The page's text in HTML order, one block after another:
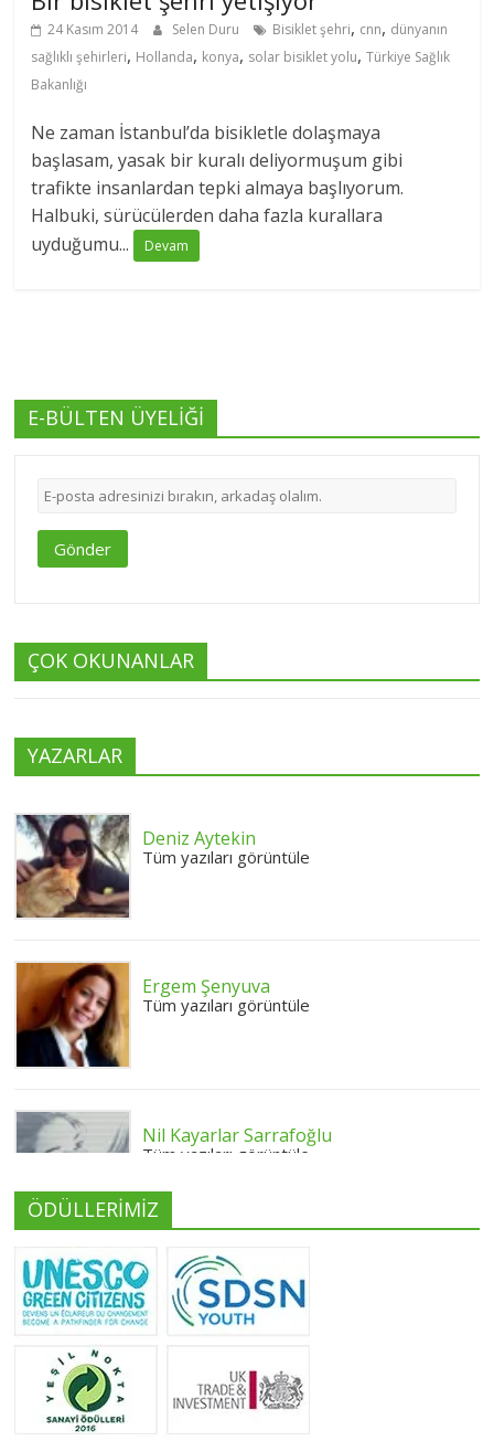
24 Kasım 2014 Selen Duru Bisiklet şehri, cnn, dünyanın
sağlıklı şehirleri, Hollanda, konya, solar bisiklet yolu,Türkiye Sağlık
Bakanlığı
Ne zaman İstanbul’da bisikletle dolaşmaya
başlasam, yasak bir kuralı deliyormuşum gibi
trafikte insanlardan tepki almaya başlıyorum.
Halbuki, sürücülerden daha fazla kurallara
uyduğumu...
Devam
E-BÜLTEN ÜYELİĞİ
Gönder
ÇOK OKUNANLAR
YAZARLAR
Deniz Aytekin
Tüm yazıları görüntüle
Ergem Şenyuva
Tüm yazıları görüntüle
Nil Kayarlar Sarrafoğlu
Tüm yazıları görüntüle
Yeliz Yılmaz
Tüm yazıları görüntüle
ÖDÜLLERİMİZ